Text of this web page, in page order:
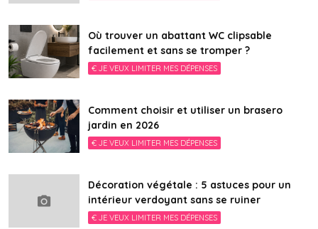
Où trouver un abattant WC clipsable
facilement et sans se tromper ?
€ JE VEUX LIMITER MES DÉPENSES
Comment choisir et utiliser un brasero
jardin en 2026
€ JE VEUX LIMITER MES DÉPENSES
Décoration végétale : 5 astuces pour un
intérieur verdoyant sans se ruiner
€ JE VEUX LIMITER MES DÉPENSES